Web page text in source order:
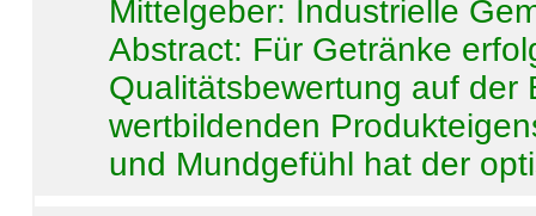
Mittelgeber: Industrielle
Abstract: Für Getränke
Qualitätsbewertung auf der
wertbildenden
und Mundgefühl hat der